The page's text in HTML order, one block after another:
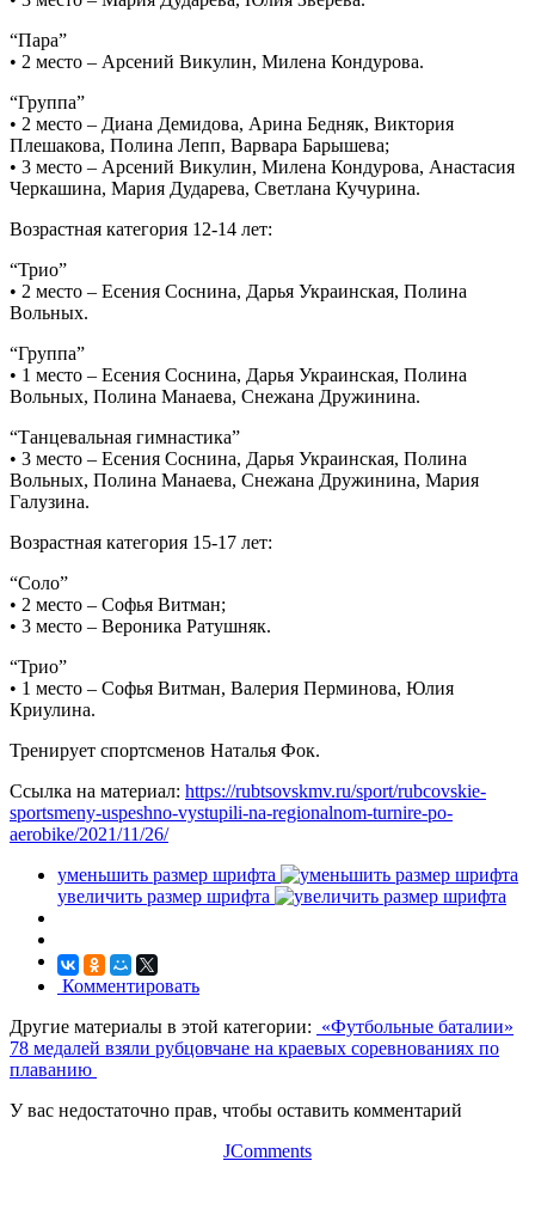
“Пара”
• 2 место – Арсений Викулин, Милена Кондурова.
“Группа”
• 2 место – Диана Демидова, Арина Бедняк, Виктория
Плешакова, Полина Лепп, Варвара Барышева;
• 3 место – Арсений Викулин, Милена Кондурова, Анастасия
Черкашина, Мария Дударева, Светлана Кучурина.
Возрастная категория 12-14 лет:
“Трио”
• 2 место – Есения Соснина, Дарья Украинская, Полина
Вольных.
“Группа”
• 1 место – Есения Соснина, Дарья Украинская, Полина
Вольных, Полина Манаева, Снежана Дружинина.
“Танцевальная гимнастика”
• 3 место – Есения Соснина, Дарья Украинская, Полина
Вольных, Полина Манаева, Снежана Дружинина, Мария
Галузина.
Возрастная категория 15-17 лет:
“Соло”
• 2 место – Софья Витман;
• 3 место – Вероника Ратушняк.
“Трио”
• 1 место – Софья Витман, Валерия Перминова, Юлия
Криулина.
Тренирует спортсменов Наталья Фок.
Ссылка на материал: https://rubtsovskmv.ru/sport/rubcovskie-
sportsmeny-uspeshno-vystupili-na-regionalnom-turnire-po-
aerobike/2021/11/26/
уменьшить размер шрифта
увеличить размер шрифта
Комментировать
Другие материалы в этой категории: «Футбольные баталии»
78 медалей взяли рубцовчане на краевых соревнованиях по
плаванию
У вас недостаточно прав, чтобы оставить комментарий
JComments